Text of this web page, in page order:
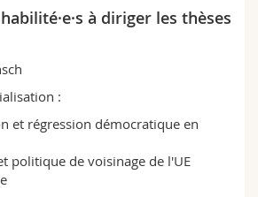
à diriger les thèses
:
et régression démocratique en
politique de voisinage de l'UE